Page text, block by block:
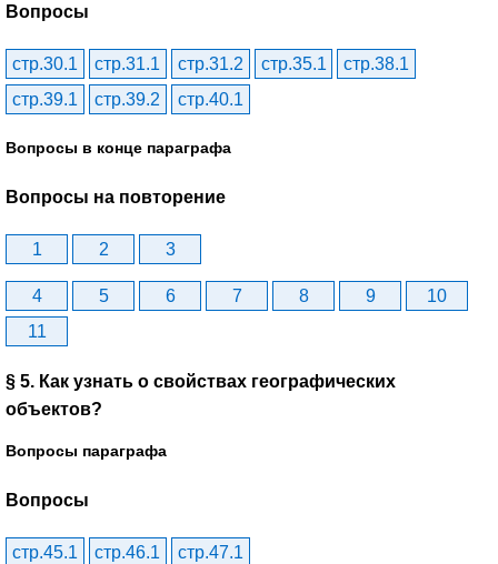
Вопросы
стр.30.1 стр.31.1 стр.31.2 стр.35.1
стр.38.1
стр.39.1
стр.39.2 стр.40.1
Вопросы в конце параграфа
Вопросы на повторение
1 2 3
4 5 6 7 8 9
10
11
§ 5. Как узнать о свойствах географических
объектов?
Вопросы параграфа
Вопросы
стр.45.1 стр.46.1 стр.47.1